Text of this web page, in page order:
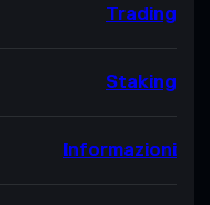
Trading
Staking
Informazioni